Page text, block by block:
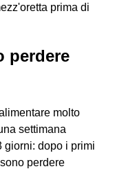
prima di
perdere
molto
settimana
giorni: dopo i primi
perdere